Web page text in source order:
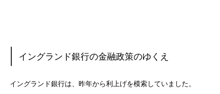
イングランド銀行の金融政策のゆくえ
イングランド銀行は、昨年から利上げを模索していました。